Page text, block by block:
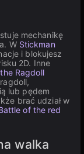
mechanikę
W Stickman
i blokujesz
2D. Inne
Ragdoll
lub pędem
brać udział w
of the red
walka